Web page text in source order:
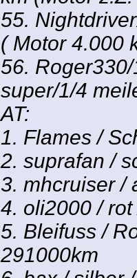
55.
( Motor 4.000
56.
super/1/4
AT:
1. Flames /
2. suprafan /
3. mhcruiser /
4. oli2000 /
5. Bleifuss /
291000km